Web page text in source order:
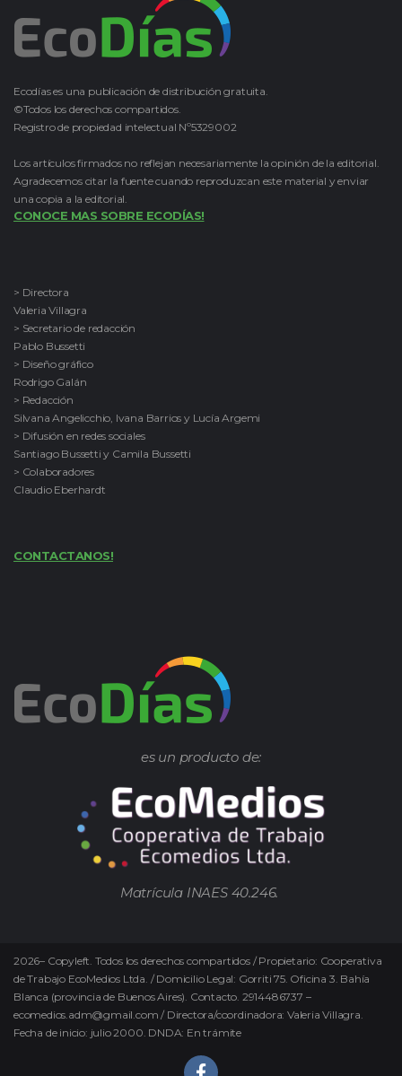
Ecodías es una publicación de distribución gratuita.
©Todos los derechos compartidos.
Registro de propiedad intelectual Nº5329002
Los artículos firmados no reflejan necesariamente la opinión de la editorial.
Agradecemos citar la fuente cuando reproduzcan este material y enviar
una copia a la editorial.
CONOCE MAS SOBRE ECODÍAS!
> Directora
Valeria Villagra
> Secretario de redacción
Pablo Bussetti
> Diseño gráfico
Rodrigo Galán
> Redacción
Silvana Angelicchio, Ivana Barrios y Lucía Argemi
> Difusión en redes sociales
Santiago Bussetti y Camila Bussetti
> Colaboradores
Claudio Eberhardt
CONTACTANOS!
es un producto de:
Matrícula INAES 40.246.
2026– Copyleft. Todos los derechos compartidos / Propietario: Cooperativa
de Trabajo EcoMedios Ltda. / Domicilio Legal: Gorriti 75. Oficina 3. Bahía
Blanca (provincia de Buenos Aires). Contacto. 2914486737 –
ecomedios.adm@gmail.com / Directora/coordinadora: Valeria Villagra.
Fecha de inicio: julio 2000. DNDA: En trámite